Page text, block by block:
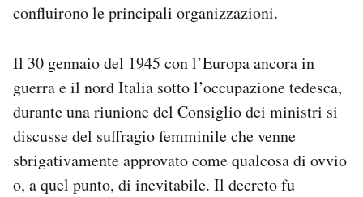
confluirono le principali organizzazioni.
Il 30 gennaio del 1945 con l’Europa ancora in
guerra e il nord Italia sotto l’occupazione tedesca,
durante una riunione del Consiglio dei ministri si
discusse del suffragio femminile che venne
sbrigativamente approvato come qualcosa di ovvio
o, a quel punto, di inevitabile. Il decreto fu